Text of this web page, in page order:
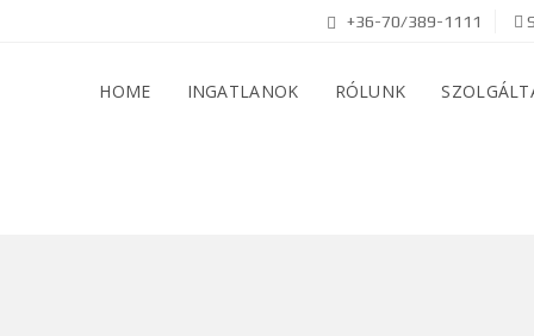
+36-70/389-1111
HOME INGATLANOK RÓLUNK